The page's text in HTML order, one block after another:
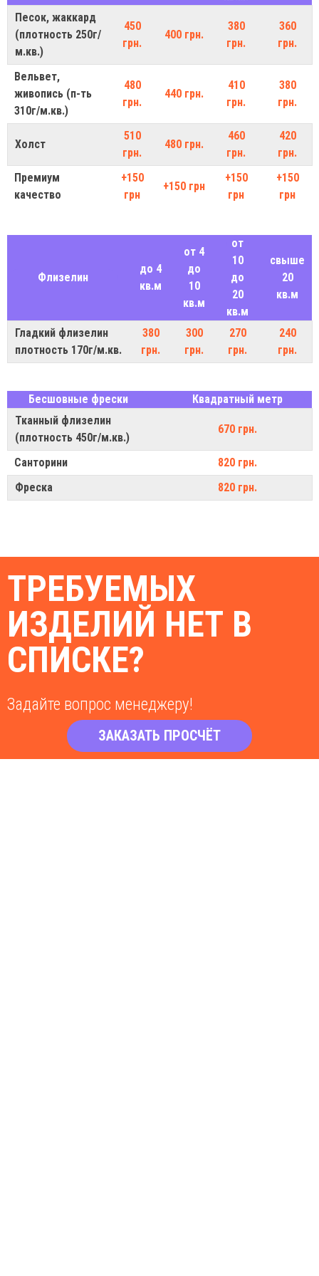
Песок, жаккард
(плотность 250г/
м.кв.)
450
грн.
400 грн.
380
грн.
360
грн.
Вельвет,
живопись (п-ть
310г/м.кв.)
480
грн.
440 грн.
410
грн.
380
грн.
Холст
510
грн.
480 грн.
460
грн.
420
грн.
Премиум
качество
+150
грн
+150 грн
+150
грн
+150
грн
Флизелин
до 4
кв.м
от 4
до
10
кв.м
от
10
до
20
кв.м
свыше
20
кв.м
Гладкий флизелин
плотность 170г/м.кв.
380
грн.
300
грн.
270
грн.
240
грн.
Бесшовные фрески
Квадратный метр
Тканный флизелин
(плотность 450г/м.кв.)
670 грн.
Санторини
820 грн.
Фреска
820 грн.
ТРЕБУЕМЫХ
ИЗДЕЛИЙ НЕТ В
СПИСКЕ?
Задайте вопрос менеджеру!
ЗАКАЗАТЬ ПРОСЧЁТ